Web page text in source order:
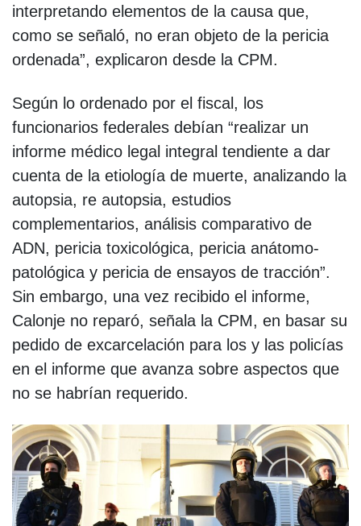
interpretando elementos de la causa que,
como se señaló, no eran objeto de la pericia
ordenada”, explicaron desde la CPM.
Según lo ordenado por el fiscal, los
funcionarios federales debían “realizar un
informe médico legal integral tendiente a dar
cuenta de la etiología de muerte, analizando la
autopsia, re autopsia, estudios
complementarios, análisis comparativo de
ADN, pericia toxicológica, pericia anátomo-
patológica y pericia de ensayos de tracción”.
Sin embargo, una vez recibido el informe,
Calonje no reparó, señala la CPM, en basar su
pedido de excarcelación para los y las policías
en el informe que avanza sobre aspectos que
no se habrían requerido.